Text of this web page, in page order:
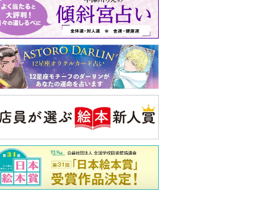
バックナンバー
注目トピ
同僚の心無い言葉に気持ちが折れた
娘が姑から「離婚しなさい」と言われま
義実家について、義弟が私へ怒りのLINE
論新社の本
いじめのある世界に生き